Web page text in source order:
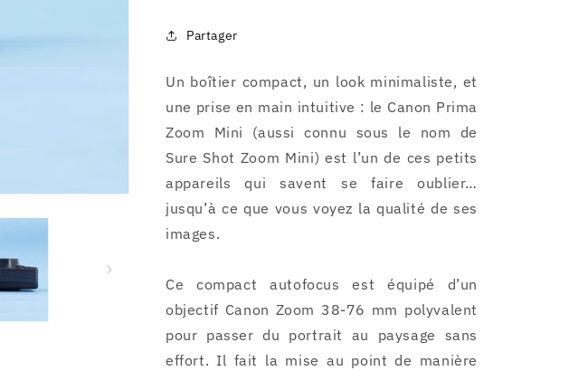
Partager
Un boîtier compact, un look minimaliste, et
une prise en main intuitive : le Canon Prima
Zoom Mini (aussi connu sous le nom de
Sure Shot Zoom Mini) est l’un de ces petits
appareils qui savent se faire oublier…
jusqu’à ce que vous voyez la qualité de ses
images.
Ce compact autofocus est équipé d’un
objectif Canon Zoom 38-76 mm polyvalent
pour passer du portrait au paysage sans
effort. Il fait la mise au point de manière